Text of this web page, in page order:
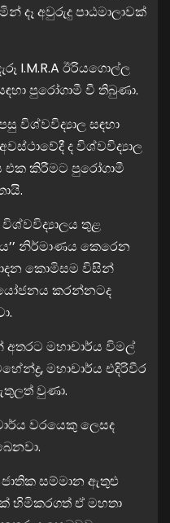
දෑ අවුරුදු පාඨමාලාවක්
I.M.R.A ඊරියගොල්ල
පුරෝගාමී වී තිබුණා.
විශ්වවිද්‍යාල සඳහා
ද විශ්වවිද්‍යාල
කිරීමට පුරෝගාමී
තුළ
නිර්මාණය කෙරෙන
කොමිසම විසින්
කරන්නටද
මහාචාර්ය විමල්
මහාචාර්ය එදිරිවීර
වුණා.
වරයෙකු ලෙසද
ජාතික සම්මාන ඇතුළු
හිමිකරගත් ඒ මහතා